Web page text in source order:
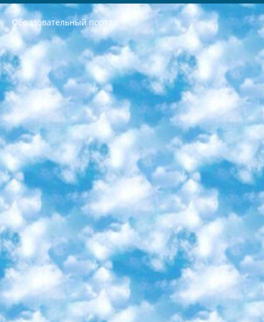
Образовательный портал
РЕСПУБЛИКА УЗБЕКИСТАН МИНИСТРЕРСТВО ДОШКОЛЬНОГО И ШКОЛЬНОГО ОБРАЗОВАНИЯ КОМАНДА в общеобразовательных учреждениях в 2023-2024 учебном году организация и проведение итоговой государственной аттестации обучающихся о Министра дошкольного и школьного образования Республики Узбекистан от 4 марта 2008 года (постановлением Минюста от 20 марта 2008 года № 1778 государственной регистрации) «Итоговое состояние учащихся общего среднего образования на основании положения об утверждении положения об аттестации общего среднего образования выпускной экзамен студентов в образовательных учреждениях в 2023-2024 учебном году В целях организации и прохождения аттестации приказываю: 1. Следующее: перечень предметов, по которым будет проводиться итоговая государственная аттестация и экзамен формы перевода согласно приложению 1; сертификаты международного образца, оценивающие уровень владения иностранными языками перечень согласно приложению 2; 2. Педагогический при специализированных образовательных учреждениях. научно-практический центр квалификации и международной оценки (Д.Давидова) 2024 г. До 25 марта: задания по предметам, по которым будет проводиться итоговая аттестация разработка и утверждение технических условий; итоговая аттестация на основании разработанного предметного задания разработка вопросов по предметам (устно и письменно), экзамен передача; общеобразовательные средние школы и специальные учебные заведения учащиеся выпускных классов школ и интернатов в агентской системе подготовка базы данных экзаменационных материалов и критериев оценки; перевод базы экзаменационных материалов на все языки обучения подать в Республиканский образовательный центр для изготовления; варианты экзаменов на основе разработанных контрольных материалов пусть будут поставлены задачи формирования. 3. Республиканский образовательный центр (Ш.Худайкулов) до 5 апреля 2024 года. до: база данных предоставленных экзаменационных материалов на все языки обучения перевод и экспертиза; для слепых, слабовидящих, глухих, слабослышащих и умственно отсталых детей учащиеся выпускных классов специализированных школ и школ-интернатов база данных экзаменационных материалов на всех преподаваемых языках подготовка критериев оценки; специализированные школы для умственно отсталых детей и технологии для учащихся выпускных классов школ-интернатов разработка соответствующих рекомендаций и критериев проведения ЕГЭ по естествознанию давать задания. 4. Педагогический при специализированных образовательных учреждениях. Научно-практический центр навыков и международной оценки (Д.Давидова), Республика образовательный центр (Худайкулов Ш.) итоговый государственный аттестационный экзамен ориентирован на творческое и логическое мышление при подготовке базы материалов учитывать введение заданий. 5. Следует отметить, что: сертификат государственного образца о знании общеобразовательного предмета и как минимум национальный уровень B1 по предметам на иностранных языках, указанным в Приложении 2. или международно признанный сертификат эквивалентного уровня студенты, изучающие определенный предмет, освобождаются от экзамена; по соответствующим предметам запланирована итоговая государственная аттестация за день до дня, путем жеребьевки Рабочей группой (в письменной форме по предметам, проводимым в форме) из числа сформированных вариантов выбрано 2 варианта; 2 выбранных варианта экзамена анонсированы на официальном сайте министерства и все выпускники по всей стране на основе этих вариантов проводит итоговую государственную аттестацию. 6. Государственное образование учащихся средних общеобразовательных учреждений. знания в соответствии с квалификационными требованиями, которые необходимо приобрести на основании стандартов итоговый (выпускной) контроль для 9 и 11 классов в целях тестирования Экзамены (далее – экзамены) состоят из предметов, перечисленных в приложении 1. будет сделано. 7. Экзамены пройдут с 26 мая по 15 июня 2024 г. (кроме науки физического воспитания). 8. Физическая для учащихся 9 классов общесредних образовательных учреждений. Экзамены по предмету «Образование, квалификация медицина» 1-6 мая 2024 года. сотрудники перевести под присмотр (с отклонениями в физическом или умственном развитии) специализированная школа для детей, школы-интернаты и со сколиозом школы-интернаты санаторного типа для больных детей исключены). 9. Он был слепым, слабовидящим и имел нарушения опорно-двигательного аппарата. экзамены в специализированных школах и интернатах для детей должны проводиться исходя из требований, предъявляемых к общеобразовательным учреждениям (физкультура кроме науки). 10. Специализированная школа для глухих и слабослышащих детей. и экзамены в интернатах и быть реализован в виде письменного теста по математике. 11. Специальность для умственно отсталых детей. Для 9 класса Родной язык и литературное письмо Государственный язык (язык обучения – узбекский). для неклассов) написано Математическое письмо Письменная/устная история Узбекистана Физическое воспитание практично Итоговый контроль Для 11 класса Написание родного языка и литературы (эссе) Математическое письмо Узбекский язык (обучение на узбекском языке) не посещающее общее среднее образование для учреждений)/Образовательное учреждение выбор письменный и устный Иностранный язык письменный/устный Письменная/устная история Узбекистана *По выбору студента:  Химия  Физика  Основы государственного права  География 10 бесплатных образовательных ресурсов - Мы составили подборку онлайн-проектов с интерактивными упражнениями, видеолекциями и статьями. Они помогут вам обрести новые и освежить старые знания бесплатно. 1. «ИНТУИТ» Старейшая образовательная площадка Рунета. Здесь вы найдёте сотни текстовых и видеокурсов на десятки различных тем — от программирования до психологии. Многие курсы подготовлены российскими университетами и крупными международными компаниями вроде Intel и Microsoft. Самостоятельное обучение бесплатное, но желающие могут оплатить услуги персональных наставников. 2. «Смартия» знакомит с актуальными профессиями и подсказывает, как им обучаться. Выбрав заинтересовавшую вас специальность — SMM-специалист, фотограф, веб-дизайнер или другую, — увидите список необходимых для неё умений. Чтобы вы могли освоить их самостоятельно, для каждого умения площадка отображает подборку ссылок на учебные материалы. Хотя «Смартия» ориентируется на русскоязычную аудиторию, часть контента всё же доступна только на английском. 3. «Лекторий Физтеха» Проект Московского физико-технического института (Физтеха). С его помощью вы можете смотреть онлайн серии лекций, записанные на видео в этом вузе. В числе доступных предметов — физика, биология, химия, информационные технологии и другие. К некоторым лекциям администрация ресурса прилагает готовые конспекты, которые можно скачивать в PDF-формате. 4. ITMOcourses Онлайн-площадка Санкт-Петербургского национального исследовательского университета информационных технологий, механики и оптики (ИТМО). Ресурс предоставляет свободный доступ к курсам, разработанным в этом вузе. Каталог материалов разбит на четыре категории: «Оптические системы и технологии», «Приборостроение и робототехника», «Информационные технологии» и «Биотехнологии». Курсы состоят из видеолекций, интерактивных демонстраций и заданий. 5. «КиберЛенинка» Электронная научная библиотека открытого доступа. Каталог площадки регулярно обрастает текстами статей из различных научных изданий. Сгруппированные по журналам и рубрикам публикации можно читать онлайн или скачивать целиком в PDF-формате. Проект нацелен на популяризацию науки за счёт открытого доступа к качественной информации. 6. «ПостНаука» На этом ресурсе публикуют подборки видеолекций, составленные экспертами из разных отраслей и объединённые общими темами. Среди них, к примеру, есть серии «Биоинформатика и геномика», «Культура средневековой Скандинавии» и Cinema Studies о теории кино. Каждая подборка лекций — логически связанная история, рассказанная экспертом от первого лица. Кроме того, на сайте появляются научно-образовательные статьи и тесты на разные темы. 7. «Newочём» Команда проекта «Newочём» отбирает самые интересные тексты из англоязычных СМИ и переводит те из них, за которые голосуют участники сообщества «ВКонтакте». По большей части это научно-популярные статьи. Редакторы придумывают лишь заголовки, в остальном содержание переводов соответствует оригиналам. Полные тексты можно читать прямо в социальной сети. 8. InternetUrok Онлайн-база материалов по основным дисциплинам школьной программы. Информация на сайте структурирована по классам, предметам и темам (урокам). Каждый урок состоит из видеолекций и конспектов. Есть также интерактивные тренажёры и тесты для закрепления пройденного материала. Даже если вы давно окончили школу, возможность повторить программу старших классов всегда может пригодиться. 9. Edutainme Ещё один ресурс об образовании. В отличие от Newtonew, как мне кажется, Edutainme больше ориентируется на представителей индустрии: педагогов, предпринимателей, разработчиков образовательных проектов. Но и любой, кто просто стремится к саморазвитию, найдёт на сайте много полезного и интересного для себя. Например, информацию о новых курсах и образовательных сервисах. 10. Newtonew Онлайн-медиа об образовании и обучении в широком смысле. Авторы Newtonew пишут об инструментах, заведениях, тактиках и стратегиях, которые помогают учить других и получать новые знания самостоятельно. На этой площадке вы найдёте новости, обзоры, аналитические мат